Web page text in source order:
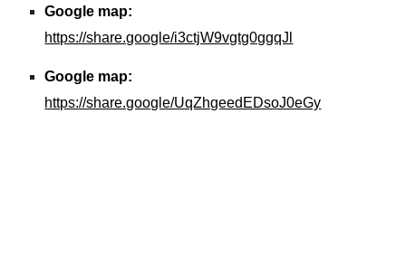
Google map:
https://share.google/i3ctjW9vgtg0ggqJl
Google map:
https://share.google/UqZhgeedEDsoJ0eGy